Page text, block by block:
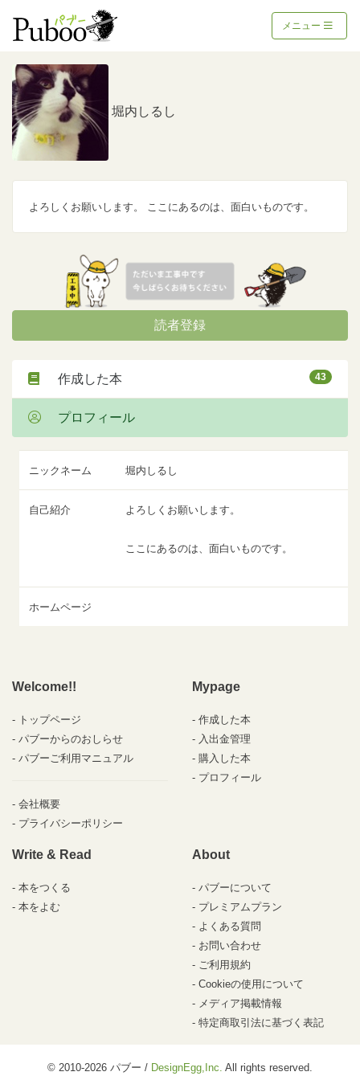
メニュー
ニックネーム 堀内しるし
自己紹介 よろしくお願いします。
ここにあるのは、面白いものです。
ホームページ
堀内しるし
よろしくお願いします。 ここにあるのは、面白いものです。
読者登録
作成した本 43
プロフィール
Welcome!!
トップページ
パブーからのおしらせ
パブーご利用マニュアル
会社概要
プライバシーポリシー
Mypage
作成した本
入出金管理
購入した本
プロフィール
Write & Read
本をつくる
本をよむ
About
パブーについて
プレミアムプラン
よくある質問
お問い合わせ
ご利用規約
Cookieの使用について
メディア掲載情報
特定商取引法に基づく表記
© 2010-2026 パブー / DesignEgg,Inc. All rights reserved.